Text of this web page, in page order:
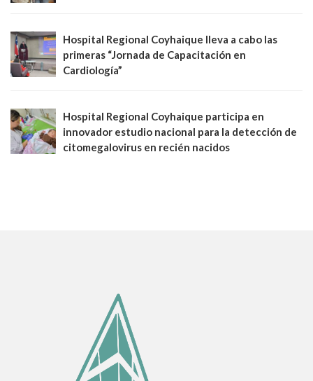
Hospital Regional Coyhaique lleva a cabo las
primeras “Jornada de Capacitación en
Cardiología”
Hospital Regional Coyhaique participa en
innovador estudio nacional para la detección de
citomegalovirus en recién nacidos